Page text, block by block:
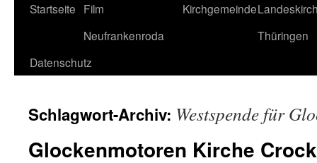
Startseite Film
Neufrankenroda
Kirchgemeinde
Thüringen
Datenschutz
Schlagwort-Archiv: Westspende für
Glockenmotoren Kirche